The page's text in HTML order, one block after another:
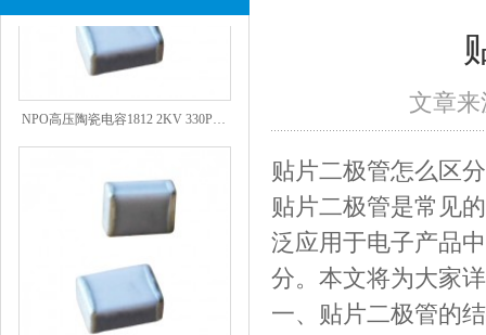
文章
贴片二极管怎么区
贴片二极管是常见
泛应用于电子产品
分。本文将为大家
一、贴片二极管的